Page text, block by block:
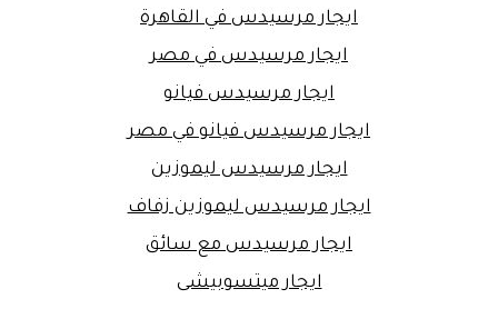
ايجار مرسيدس في القاهرة
ايجار مرسيدس في مصر
ايجار مرسيدس فيانو
ايجار مرسيدس فيانو في مصر
ايجار مرسيدس ليموزين
ايجار مرسيدس ليموزين زفاف
ايجار مرسيدس مع سائق
ايجار ميتسوبيشى